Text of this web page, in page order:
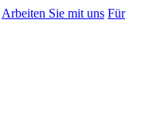
Arbeiten Sie mit uns Für